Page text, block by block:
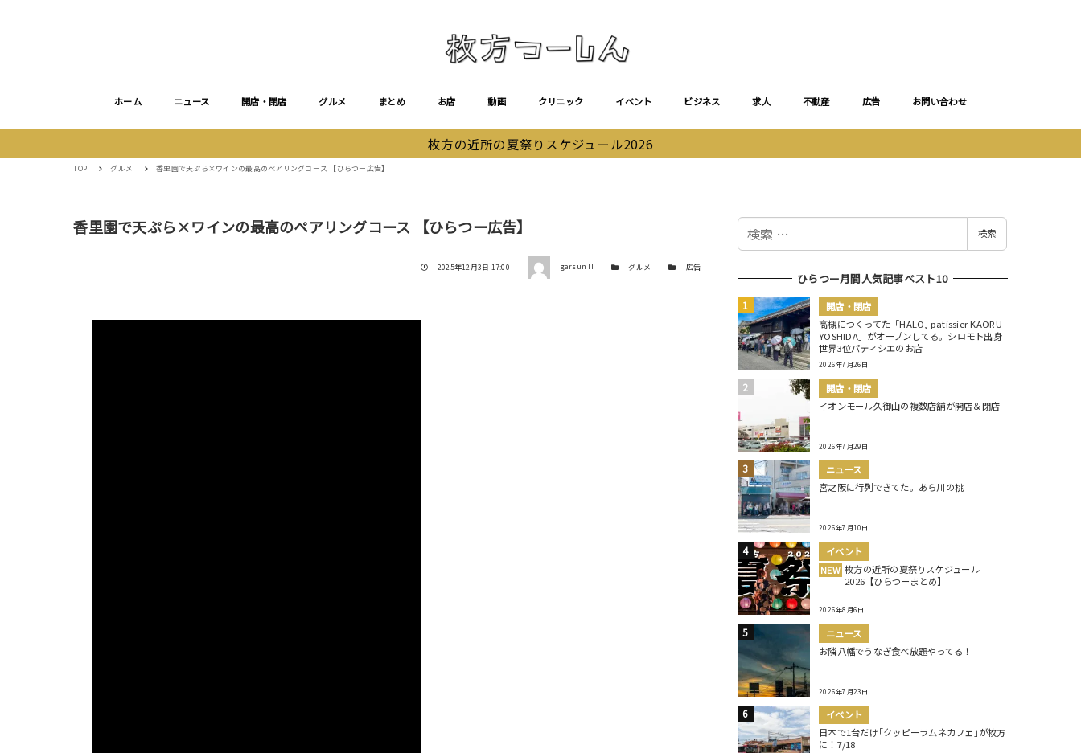
ホーム ニュース 開店・閉店 グルメ まとめ お店 動画 クリニック イベント ビジネス 求人 不動産 広告 お問い合わせ
枚方の近所の夏祭りスケジュール2026
TOP グルメ 香里園で天ぷら×ワインの最高のペアリングコース 【ひらつー広告】
香里園で天ぷら×ワインの最高のペアリングコース 【ひらつー広告】
投稿日
2025年12月3日 17:00 著者 garsun II カテゴリー
グルメ カテゴリー
広告
検
検索
ひらつー月間人気記事ベスト10
開店・閉店
高槻につくってた「HALO, patissier KAORU
YOSHIDA」がオープンしてる。シロモト出身
世界3位パティシエのお店
2026年7月26日
開店・閉店
イオンモール久御山の複数店舗が開店＆閉店
2026年7月29日
ニュース
宮之阪に行列できてた。あら川の桃
2026年7月10日
イベント
NEW 枚方の近所の夏祭りスケジュール
2026【ひらつーまとめ】
2026年8月6日
ニュース
お隣八幡でうなぎ食べ放題やってる！
2026年7月23日
イベント
日本で1台だけ｢クッピーラムネカフェ｣が枚方
に！7/18